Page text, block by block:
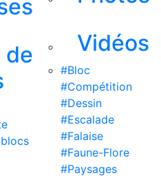
de
Vidéos
#Bloc
#Compétition
#Dessin
#Escalade
#Falaise
#Faune-Flore
#Paysages